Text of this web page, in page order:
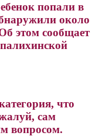
попали в
около
этом сообщает
что
сам
вопросом.